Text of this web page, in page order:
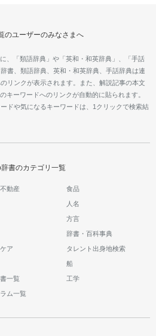
のユーザーのみなさまへ
、「類語辞典」や「英和・和英辞典」、「手話
書、類語辞典、英和・和英辞典、手話辞典は連
リンクが表示されます。また、解説記事の本文
キーワードへのリンクが自動的に貼られます。
ドや気になるキーワードは、1クリックで検索結
書のカテゴリ一覧
動産 食品
人名
方言
辞書・百科事典
ア タレント出身地検索
船
一覧 工学
ム一覧